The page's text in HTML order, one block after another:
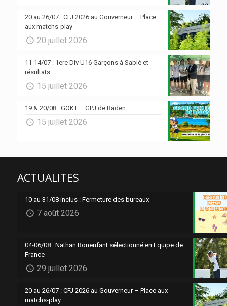
20 au 26/07 : CFJ 2026 au Gouverneur – Place
aux matchs-play
20 juillet 2026
11-14/07 : 1ere Div U16 Garçons à Sablé et
résultats
15 juillet 2026
19 & 20/08 : GOKT – GPJ de Baden
15 juillet 2026
ACTUALITES
10 au 31/08 inclus : Fermeture des bureaux
7 août 2026
04-06/08 : Nathan Bonenfant sélectionné en Equipe de
France
29 juillet 2026
20 au 26/07 : CFJ 2026 au Gouverneur – Place aux
matchs-play